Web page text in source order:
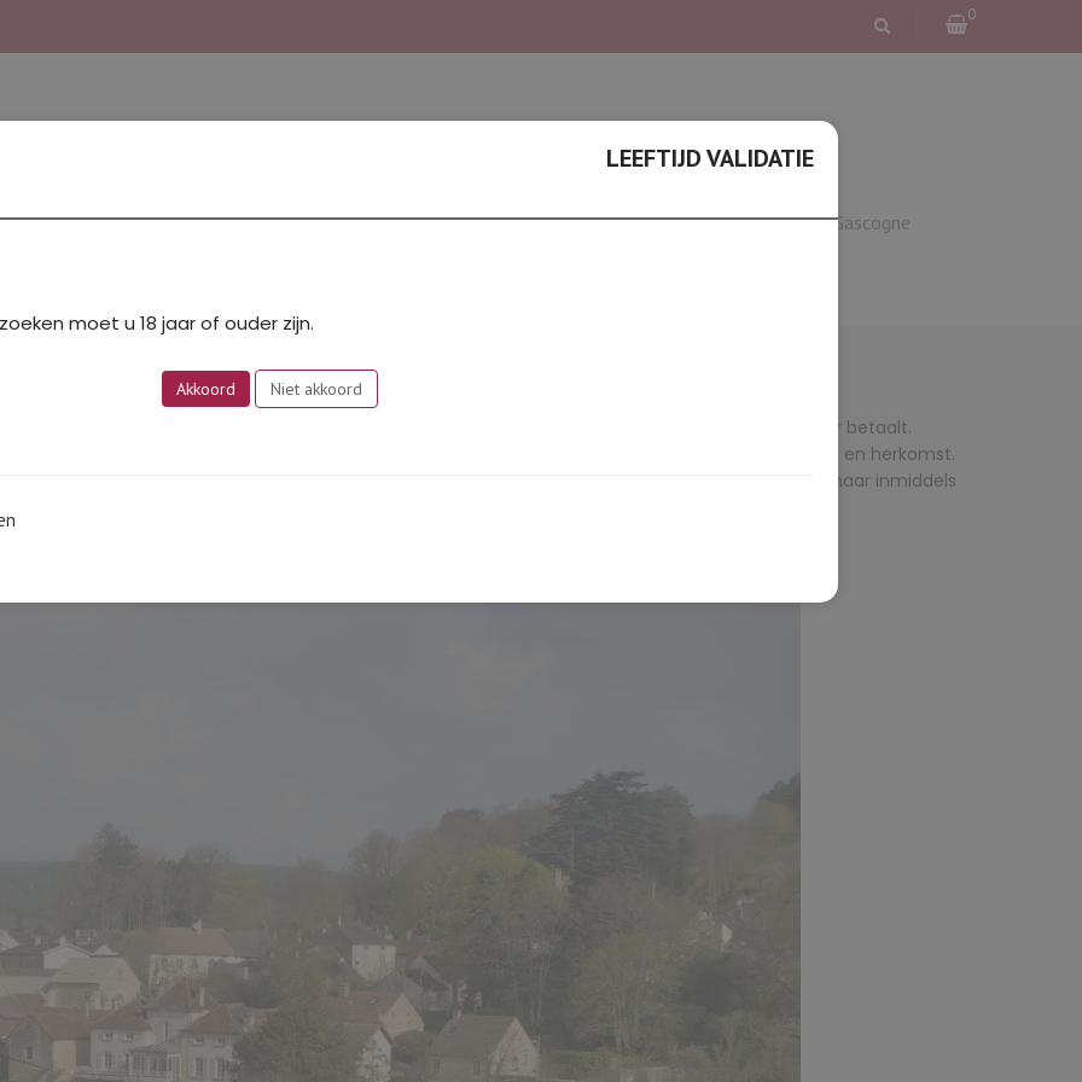
0
& Bubbels Bourgogne Bugey Dessertwijn Elzas
Languedoc & Gascogne
fan van exclusiviteit. Voor een enkele wijn kunt u ook elders terecht – en dan zult u zien dat u meer betaalt.
zelf zouden willen drinken. Verder vinden we dat niet te sterk moet worden afgegaan op etiket en herkomst.
de Vayres in ons assortiment, redelijk onbekend en een jaar of twintig, dertig terug nog rommel, maar inmiddels
LEEFTIJD VALIDATIE
moet u 18 jaar of ouder zijn.
Akkoord Niet akkoord